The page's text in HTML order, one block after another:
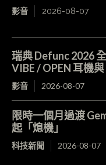
影音 2026-08-07
瑞典 Defunc 2026
VIBE / OPEN 耳機
影音 2026-08-07
限時一個月過渡
起「熄機」
科技新聞 2026-08-07